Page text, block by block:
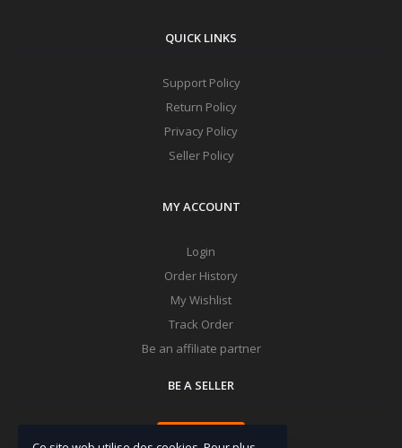
QUICK LINKS
Support Policy
Return Policy
Privacy Policy
Seller Policy
MY ACCOUNT
Login
Order History
My Wishlist
Track Order
Be an affiliate partner
BE A SELLER